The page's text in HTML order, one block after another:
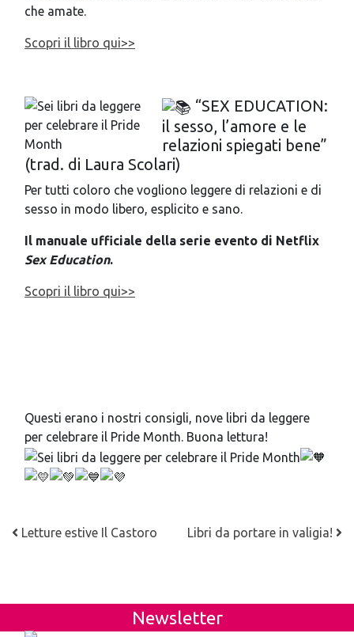
che amate.
Scopri il libro qui>>
“SEX EDUCATION:
il sesso, l’amore e le
relazioni spiegati bene”
(trad. di Laura Scolari)
Per tutti coloro che vogliono leggere di relazioni e di
sesso in modo libero, esplicito e sano.
Il manuale ufficiale della serie evento di Netflix
Sex Education.
Scopri il libro qui>>
Questi erano i nostri consigli, nove libri da leggere
per celebrare il Pride Month. Buona lettura!
Navigazione articoli
Letture estive Il Castoro Libri da portare in valigia!
Newsletter